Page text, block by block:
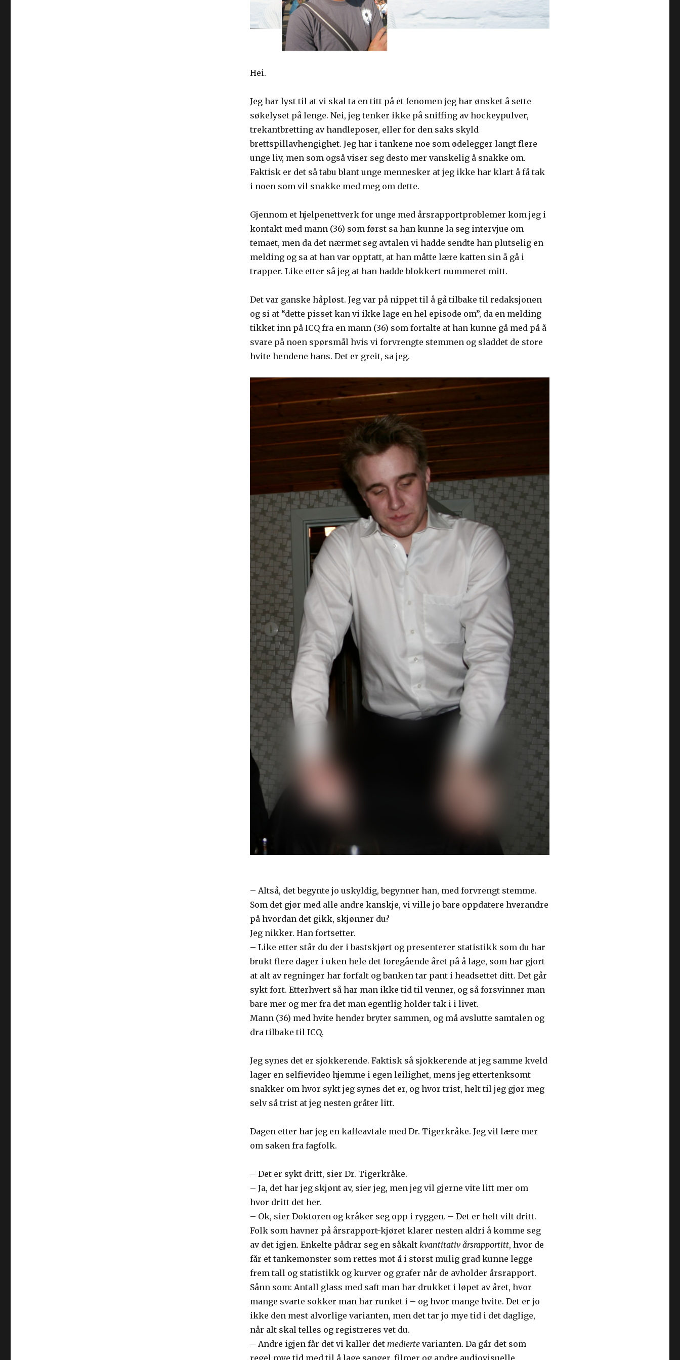
Hei.
Jeg har lyst til at vi skal ta en titt på et fenomen jeg har ønsket å sette
søkelyset på lenge. Nei, jeg tenker ikke på sniffing av hockeypulver,
trekantbretting av handleposer, eller for den saks skyld
brettspillavhengighet. Jeg har i tankene noe som ødelegger langt flere
unge liv, men som også viser seg desto mer vanskelig å snakke om.
Faktisk er det så tabu blant unge mennesker at jeg ikke har klart å få tak
i noen som vil snakke med meg om dette.
Gjennom et hjelpenettverk for unge med årsrapportproblemer kom jeg i
kontakt med mann (36) som først sa han kunne la seg intervjue om
temaet, men da det nærmet seg avtalen vi hadde sendte han plutselig en
melding og sa at han var opptatt, at han måtte lære katten sin å gå i
trapper. Like etter så jeg at han hadde blokkert nummeret mitt.
Det var ganske håpløst. Jeg var på nippet til å gå tilbake til redaksjonen
og si at “dette pisset kan vi ikke lage en hel episode om”, da en melding
tikket inn på ICQ fra en mann (36) som fortalte at han kunne gå med på å
svare på noen spørsmål hvis vi forvrengte stemmen og sladdet de store
hvite hendene hans. Det er greit, sa jeg.
– Altså, det begynte jo uskyldig, begynner han, med forvrengt stemme.
Som det gjør med alle andre kanskje, vi ville jo bare oppdatere hverandre
på hvordan det gikk, skjønner du?
Jeg nikker. Han fortsetter.
– Like etter står du der i bastskjørt og presenterer statistikk som du har
brukt flere dager i uken hele det foregående året på å lage, som har gjort
at alt av regninger har forfalt og banken tar pant i headsettet ditt. Det går
sykt fort. Etterhvert så har man ikke tid til venner, og så forsvinner man
bare mer og mer fra det man egentlig holder tak i i livet.
Mann (36) med hvite hender bryter sammen, og må avslutte samtalen og
dra tilbake til ICQ.
Jeg synes det er sjokkerende. Faktisk så sjokkerende at jeg samme kveld
lager en selfievideo hjemme i egen leilighet, mens jeg ettertenksomt
snakker om hvor sykt jeg synes det er, og hvor trist, helt til jeg gjør meg
selv så trist at jeg nesten gråter litt.
Dagen etter har jeg en kaffeavtale med Dr. Tigerkråke. Jeg vil lære mer
om saken fra fagfolk.
– Det er sykt dritt, sier Dr. Tigerkråke.
– Ja, det har jeg skjønt av, sier jeg, men jeg vil gjerne vite litt mer om
hvor dritt det her.
– Ok, sier Doktoren og kråker seg opp i ryggen. – Det er helt vilt dritt.
Folk som havner på årsrapport-kjøret klarer nesten aldri å komme seg
av det igjen. Enkelte pådrar seg en såkaltkvantitativ årsrapportitt, hvor de
får et tankemønster som rettes mot å i størst mulig grad kunne legge
frem tall og statistikk og kurver og grafer når de avholder årsrapport.
Sånn som: Antall glass med saft man har drukket i løpet av året, hvor
mange svarte sokker man har runket i – og hvor mange hvite. Det er jo
ikke den mest alvorlige varianten, men det tar jo mye tid i det daglige,
når alt skal telles og registreres vet du.
– Andre igjen får det vi kaller detmedierte varianten. Da går det som